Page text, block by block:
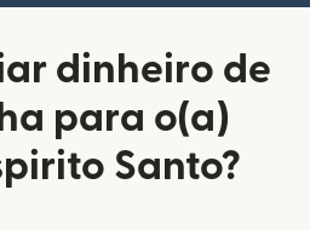
dinheiro de
para o(a)
Santo?